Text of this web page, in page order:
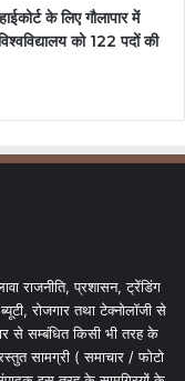
के लिए गौलापार में
को 122 पदों की
राजनीति, प्रशासन, ट्रेंडिंग
रोजगार तथा टेक्नोलॉजी से
से सम्बंधित किसी भी तरह के
सामग्री ( समाचार / फोटो